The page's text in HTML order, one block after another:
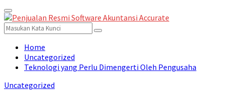
for:
Primary
Menu
Search
for:
Search
Home
Uncategorized
Teknologi yang Perlu Dimengerti Oleh Pengusaha
Uncategorized